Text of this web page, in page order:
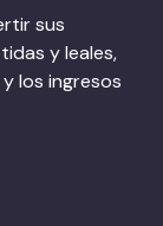
sus
y leales,
los ingresos